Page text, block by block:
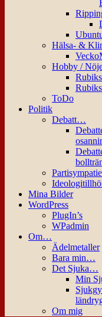
Hälsa- &
Hobby /
ToDo
Politik
Debatt…
Mina Bilder
WordPress
PlugIn’s
WPadmin
Om…
Ädelmetaller
Bara min…
Det Sjuka…
Min
Om mig